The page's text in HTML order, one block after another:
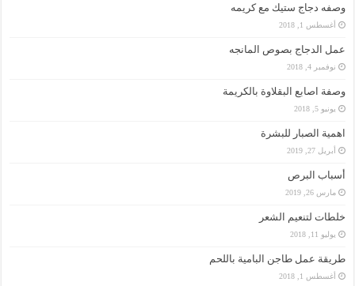
وصفه دجاج ستيك مع كريمه
أغسطس 1, 2018
عمل الدجاج بصوص المانجه
نوفمبر 4, 2018
وصفة اصابع البقلاوة بالكريمة
يونيو 5, 2018
اهمية الصبار للبشرة
أبريل 27, 2019
أسباب البرص
مارس 26, 2019
خلطات لتنعيم الشعر
يوليو 11, 2018
طريقة عمل طاجن البامية باللحم
أغسطس 1, 2018